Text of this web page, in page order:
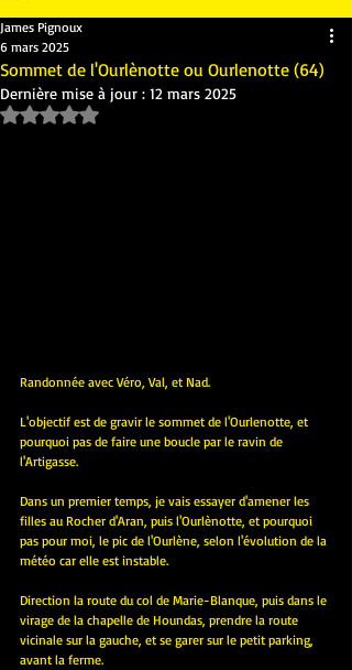
Sommet de l'Ourlènotte ou Ourlenotte (64)
James Pignoux
6 mars 2025
Dernière mise à jour : 12 mars 2025
Noté NaN étoiles sur 5.
Randonnée avec Véro, Val, et Nad.
L'objectif est de gravir le sommet de l'Ourlenotte, et
pourquoi pas de faire une boucle par le ravin de
l'Artigasse.
Dans un premier temps, je vais essayer d'amener les
filles au Rocher d'Aran, puis l'Ourlènotte, et pourquoi
pas pour moi, le pic de l'Ourlène, selon l'évolution de la
météo car elle est instable.
Direction la route du col de Marie-Blanque, puis dans le
virage de la chapelle de Houndas, prendre la route
vicinale sur la gauche, et se garer sur le petit parking,
avant la ferme.